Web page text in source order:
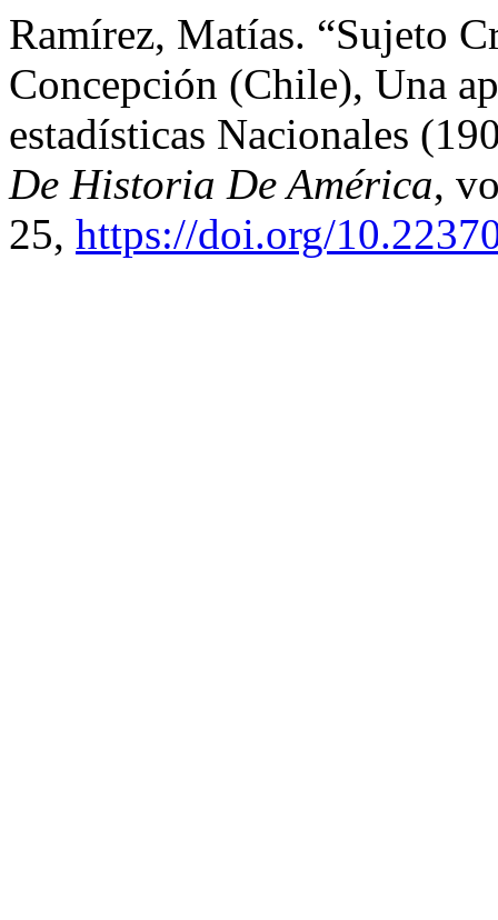
Ramírez, Matías. “Sujeto
Concepción (Chile), Una
estadísticas Nacionales
De Historia De América,
25, https://doi.org/